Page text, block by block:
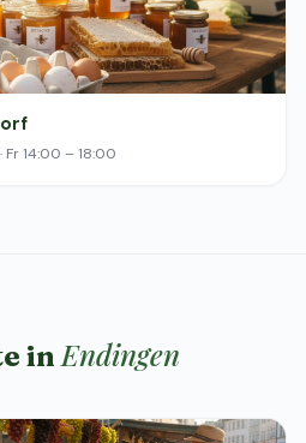
Fr 14:00 – 18:00
inEndingen